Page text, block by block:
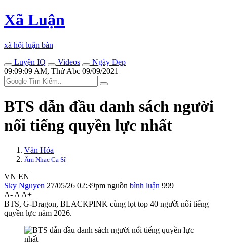
Xã Luận
xã hội luận bàn
Luyện IQ
Videos
Ngày Đẹp
09:09:09 AM, Thứ Abc 09/09/2021
BTS dẫn đầu danh sách người
nổi tiếng quyền lực nhất
Văn Hóa
Âm Nhạc Ca Sĩ
VN EN
Sky Nguyen 27/05/26 02:39pm nguồn bình luận 999
A- A A+
BTS, G-Dragon, BLACKPINK cùng lọt top 40 người nổi tiếng
quyền lực năm 2026.